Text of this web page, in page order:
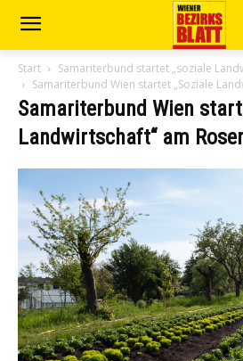
Start
Samariterbund startet „soziale
Samariterbund Wien startet „Soziale
Samariterbund Wien
Landwirtschaft“ am